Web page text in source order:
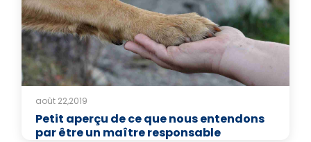
août 22,2019
Petit aperçu de ce que nous entendons
par être un maître responsable